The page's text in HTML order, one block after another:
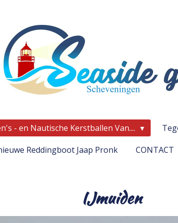
- en Nautische Kerstballen Van....
Reddingboot Jaap Pronk
CONTACT
IJmuiden